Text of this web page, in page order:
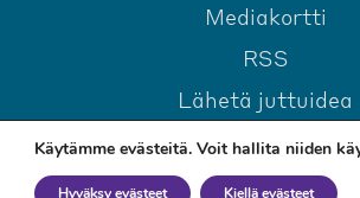
Mediakortti
RSS
Lähetä juttuidea
Käytämme evästeitä. Voit hallita niiden
Hyväksy evästeet Kiellä evästeet